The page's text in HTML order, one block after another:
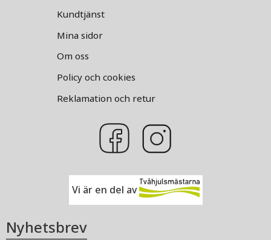
Kundtjänst
Mina sidor
Om oss
Policy och cookies
Reklamation och retur
Vi är en del av
Nyhetsbrev